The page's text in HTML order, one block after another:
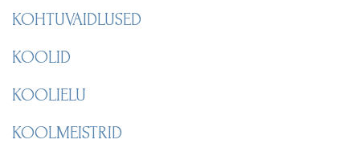
KOHTUVAIDLUSED
KOOLID
KOOLIELU
KOOLMEISTRID